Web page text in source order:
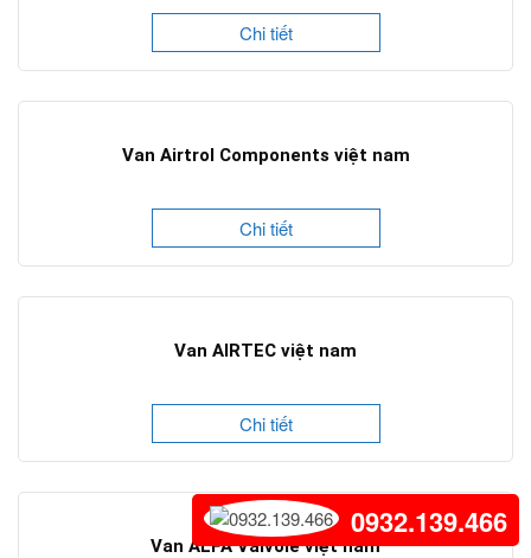
Chi tiết
Van Airtrol Components việt nam
Chi tiết
Van AIRTEC việt nam
Chi tiết
Van ALFA Valvole việt nam
0932.139.466